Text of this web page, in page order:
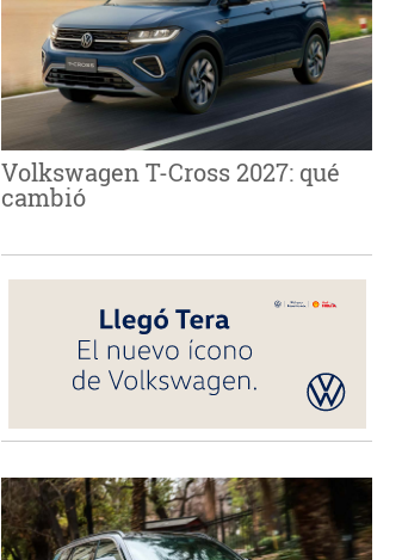
Volkswagen T-Cross 2027: qué
cambió